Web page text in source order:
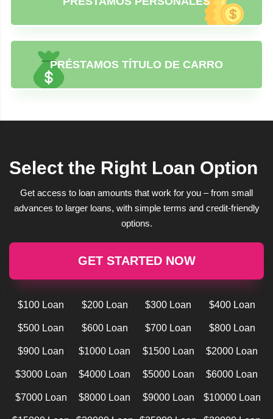
PRÉSTAMOS TÍTULO DE CARRO
Select the Right Loan Option
Get access to loan amounts that work for you – from small
advances to larger loans, with simple terms and credit-friendly
options.
GET STARTED NOW
$100 Loan $200 Loan $300 Loan $400 Loan
$500 Loan $600 Loan $700 Loan $800 Loan
$900 Loan $1000 Loan $1500 Loan $2000 Loan
$3000 Loan $4000 Loan $5000 Loan $6000 Loan
$7000 Loan $8000 Loan $9000 Loan $10000 Loan